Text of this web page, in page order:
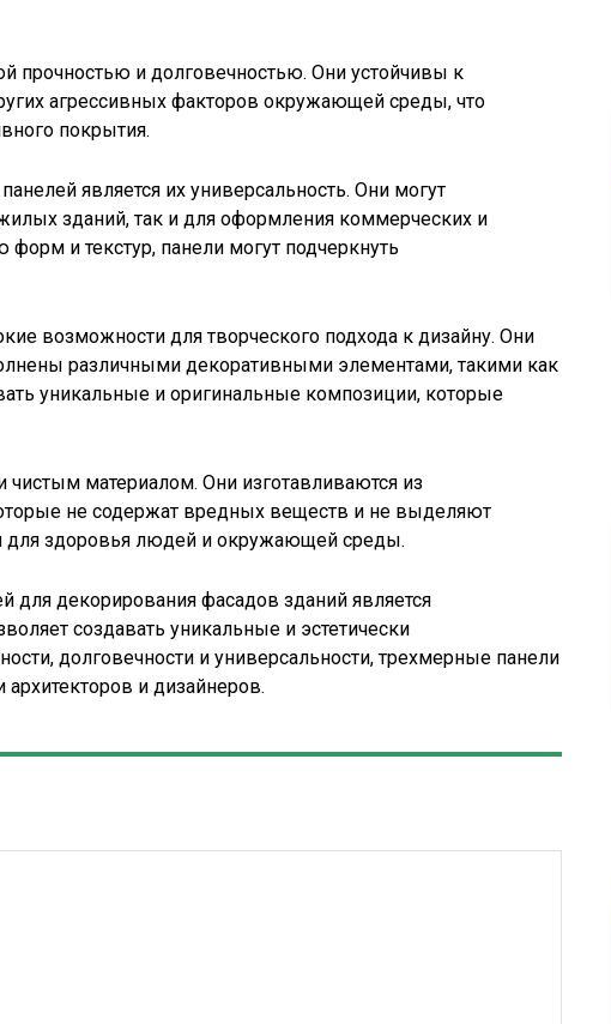
прочностью и долговечностью. Они устойчивы к
агрессивных факторов окружающей среды, что
покрытия.
является их универсальность. Они могут
зданий, так и для оформления коммерческих и
и текстур, панели могут подчеркнуть
возможности для творческого подхода к дизайну. Они
различными декоративными элементами, такими как
уникальные и оригинальные композиции, которые
материалом. Они изготавливаются из
не содержат вредных веществ и не выделяют
для здоровья людей и окружающей среды.
для декорирования фасадов зданий является
создавать уникальные и эстетически
долговечности и универсальности, трехмерные панели
и дизайнеров.